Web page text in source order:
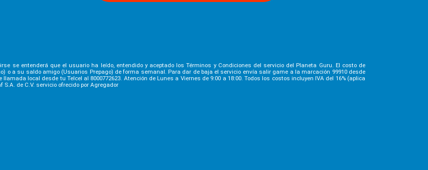
se entenderá que el usuario ha leído, entendido y aceptado los Términos y Condiciones del servicio del Planeta Guru. El costo de
o a su saldo amigo (Usuarios Prepago) de forma semanal. Para dar de baja el servicio envía salir game a la marcación 99910 desde
local desde tu Telcel al 8000772623. Atención de Lunes a Viernes de 9:00 a 18:00. Todos los costos incluyen IVA del 16% (aplica
de C.V. servicio ofrecido por Agregador